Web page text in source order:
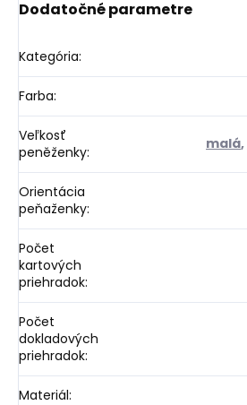
Dodatočné parametre
Kategória:
Farba:
Veľkosť
peněženky: malá,
Orientácia
peňaženky:
Počet
kartových
priehradok:
Počet
dokladových
priehradok:
Materiál: